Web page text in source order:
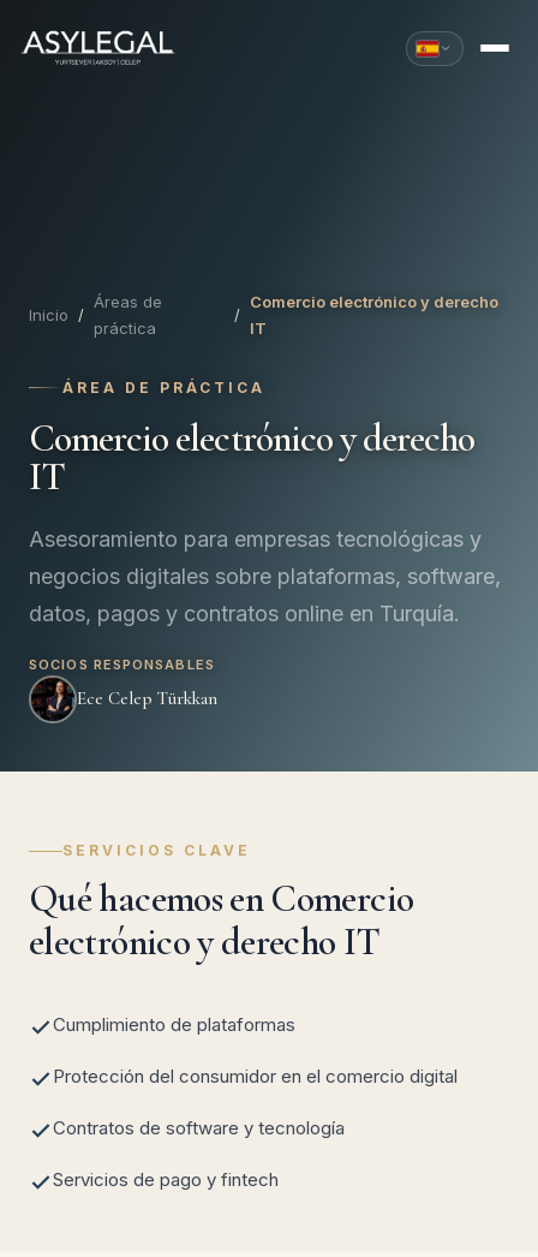
Inicio /
Áreas de
práctica
/
Comercio electrónico y derecho
IT
ÁREA DE PRÁCTICA
Comercio electrónico y derecho
IT
Asesoramiento para empresas tecnológicas y
negocios digitales sobre plataformas, software,
datos, pagos y contratos online en Turquía.
SOCIOS RESPONSABLES
Ece Celep Türkkan
SERVICIOS CLAVE
Qué hacemos en Comercio
electrónico y derecho IT
Cumplimiento de plataformas
Protección del consumidor en el comercio digital
Contratos de software y tecnología
Servicios de pago y fintech